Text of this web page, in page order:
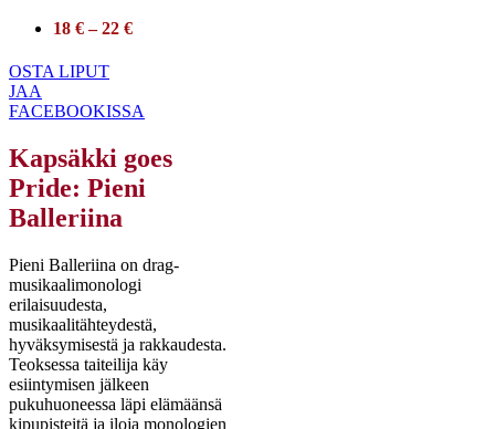
18 € – 22 €
OSTA LIPUT
JAA
FACEBOOKISSA
Kapsäkki goes
Pride: Pieni
Balleriina
Pieni Balleriina on drag-
musikaalimonologi
erilaisuudesta,
musikaalitähteydestä,
hyväksymisestä ja rakkaudesta.
Teoksessa taiteilija käy
esiintymisen jälkeen
pukuhuoneessa läpi elämäänsä
kipupisteitä ja iloja monologien